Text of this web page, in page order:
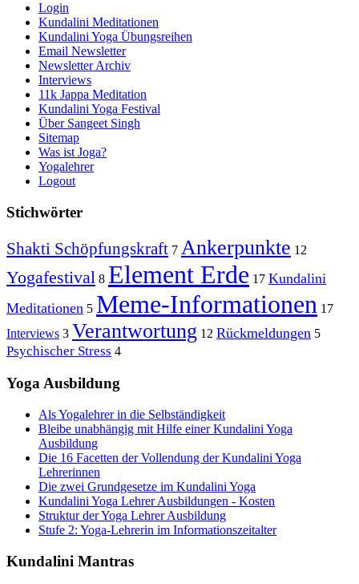
Login
Kundalini Meditationen
Kundalini Yoga Übungsreihen
Email Newsletter
Newsletter Archiv
Interviews
11k Jappa Meditation
Kundalini Yoga Festival
Über Sangeet Singh
Sitemap
Was ist Joga?
Yogalehrer
Logout
Stichwörter
Shakti Schöpfungskraft 7 Ankerpunkte 12
Yogafestival 8 Element Erde 17 Kundalini
Meditationen 5 Meme-Informationen 17
Interviews 3 Verantwortung 12 Rückmeldungen 5
Psychischer Stress 4
Yoga Ausbildung
Als Yogalehrer in die Selbständigkeit
Bleibe unabhängig mit Hilfe einer Kundalini Yoga
Ausbildung
Die 16 Facetten der Vollendung der Kundalini Yoga
Lehrerinnen
Die zwei Grundgesetze im Kundalini Yoga
Kundalini Yoga Lehrer Ausbildungen - Kosten
Struktur der Yoga Lehrer Ausbildung
Stufe 2: Yoga-Lehrerin im Informationszeitalter
Kundalini Mantras